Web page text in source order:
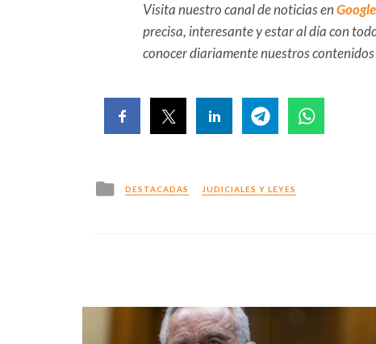
Visita nuestro canal de noticias en
precisa, interesante y estar al día con
conocer diariamente nuestros contenidos
Posted
in
DESTACADAS JUDICIALES Y LEYES